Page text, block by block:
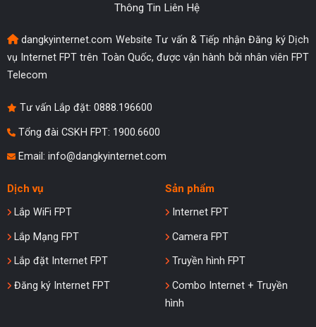
Thông Tin Liên Hệ
dangkyinternet.com Website Tư vấn & Tiếp nhận Đăng ký Dịch
vụ Internet FPT trên Toàn Quốc, được vận hành bởi nhân viên FPT
Telecom
Tư vấn Lắp đặt: 0888.196600
Tổng đài CSKH FPT: 1900.6600
Email: info@dangkyinternet.com
Dịch vụ
Lắp WiFi FPT
Lắp Mạng FPT
Lắp đặt Internet FPT
Đăng ký Internet FPT
Sản phẩm
Internet FPT
Camera FPT
Truyền hình FPT
Combo Internet + Truyền
hình